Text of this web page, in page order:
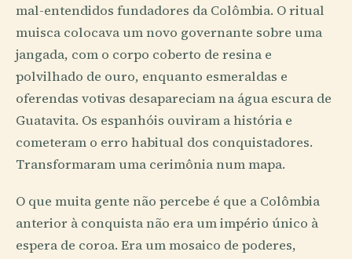
mal-entendidos fundadores da Colômbia. O ritual
muisca colocava um novo governante sobre uma
jangada, com o corpo coberto de resina e
polvilhado de ouro, enquanto esmeraldas e
oferendas votivas desapareciam na água escura de
Guatavita. Os espanhóis ouviram a história e
cometeram o erro habitual dos conquistadores.
Transformaram uma cerimônia num mapa.
O que muita gente não percebe é que a Colômbia
anterior à conquista não era um império único à
espera de coroa. Era um mosaico de poderes,